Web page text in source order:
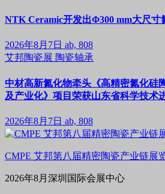
NTK Ceramic开发出Φ300 mm大尺寸
2026年8月7日 ab, 808
艾邦陶瓷展 陶瓷轴承
中材高新氮化物牵头《高精密氮化硅
及产业化》项目荣获山东省科学技术
2026年8月7日 ab, 808
CMPE 艾邦第八届精密陶瓷产业链展
2026年8月深圳国际会展中心